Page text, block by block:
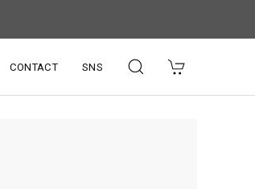
CONTACT SNS